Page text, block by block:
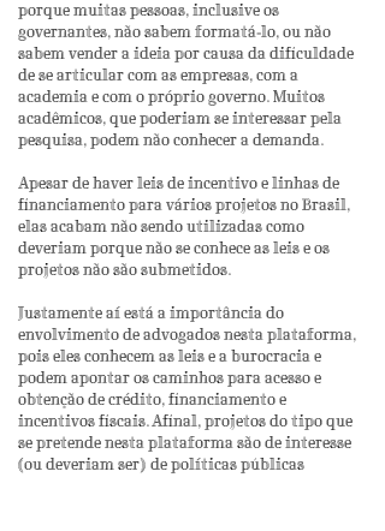
porque muitas pessoas, inclusive os
governantes, não sabem formatá-lo, ou não
sabem vender a ideia por causa da dificuldade
de se articular com as empresas, com a
academia e com o próprio governo. Muitos
acadêmicos, que poderiam se interessar pela
pesquisa, podem não conhecer a demanda.
Apesar de haver leis de incentivo e linhas de
financiamento para vários projetos no Brasil,
elas acabam não sendo utilizadas como
deveriam porque não se conhece as leis e os
projetos não são submetidos.
Justamente aí está a importância do
envolvimento de advogados nesta plataforma,
pois eles conhecem as leis e a burocracia e
podem apontar os caminhos para acesso e
obtenção de crédito, financiamento e
incentivos fiscais. Afinal, projetos do tipo que
se pretende nesta plataforma são de interesse
(ou deveriam ser) de políticas públicas